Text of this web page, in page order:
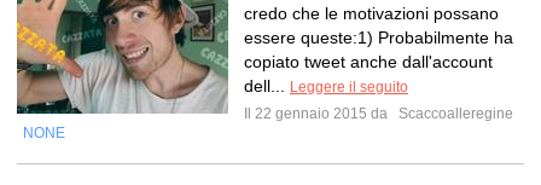
credo che le motivazioni possano
essere queste:1) Probabilmente ha
copiato tweet anche dall'account
dell...
Leggere il seguito
Il 22 gennaio 2015 da
Scaccoalleregine
NONE